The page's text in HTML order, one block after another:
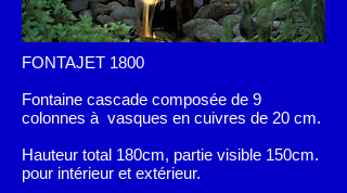
FONTAJET 1800
Fontaine cascade composée de 9
colonnes à vasques en cuivres de 20 cm.
Hauteur total 180cm, partie visible 150cm.
pour intérieur et extérieur.